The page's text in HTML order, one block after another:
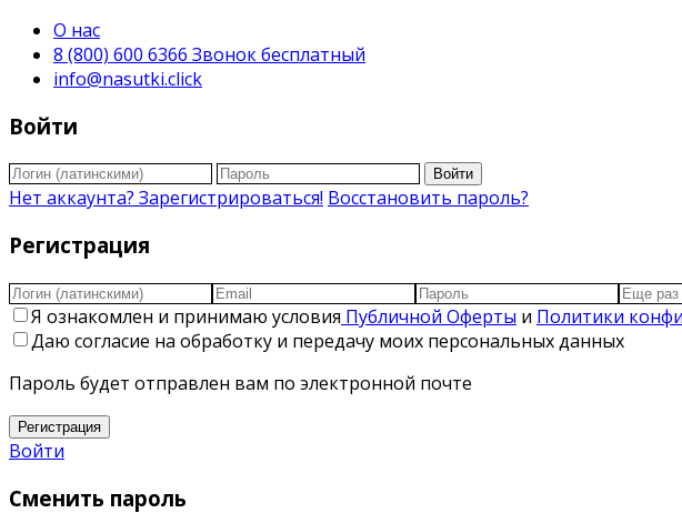
О нас
8 (800) 600 6366 Звонок бесплатный
info@nasutki.click
Войти
Войти
Нет аккаунта? Зарегистрироваться! Восстановить пароль?
Регистрация
Я ознакомлен и принимаю условия Публичной Оферты и Политики
Даю согласие на обработку и передачу моих персональных данных
Пароль будет отправлен вам по электронной почте
Регистрация
Войти
Сменить пароль